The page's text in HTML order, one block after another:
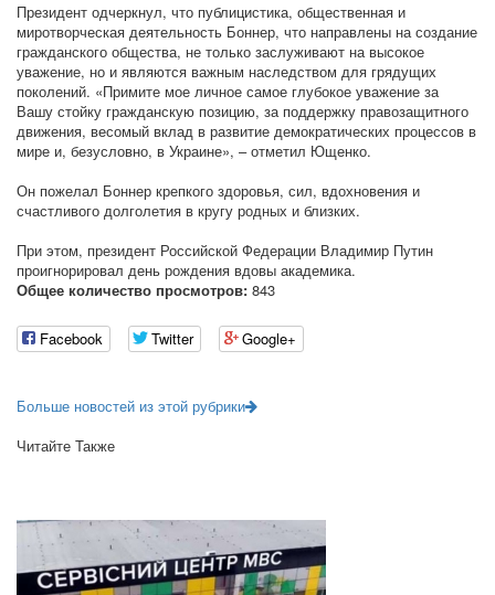
Президент одчеркнул, что публицистика, общественная и
миротворческая деятельность Боннер, что направлены на создание
гражданского общества, не только заслуживают на высокое
уважение, но и являются важным наследством для грядущих
поколений. «Примите мое личное самое глубокое уважение за
Вашу стойку гражданскую позицию, за поддержку правозащитного
движения, весомый вклад в развитие демократических процессов в
мире и, безусловно, в Украине», – отметил Ющенко.
Он пожелал Боннер крепкого здоровья, сил, вдохновения и
счастливого долголетия в кругу родных и близких.
При этом, президент Российской Федерации Владимир Путин
проигнорировал день рождения вдовы академика.
Общее количество просмотров: 843
Facebook Twitter Google+
Больше новостей из этой рубрики
Читайте Также